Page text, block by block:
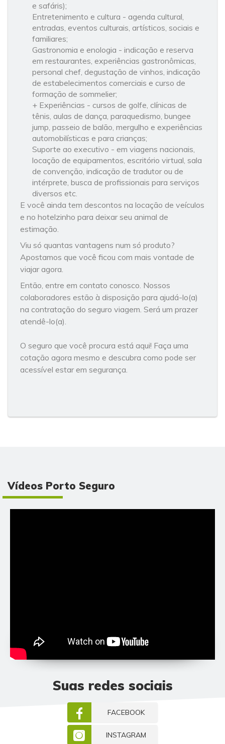
e safáris);
Entretenimento e cultura - agenda cultural,
entradas, eventos culturais, artísticos, sociais e
familiares;
Gastronomia e enologia - indicação e reserva
em restaurantes, experiências gastronômicas,
personal chef, degustação de vinhos, indicação
de estabelecimentos comerciais e curso de
formação de sommelier;
+ Experiências - cursos de golfe, clínicas de
tênis, aulas de dança, paraquedismo, bungee
jump, passeio de balão, mergulho e experiências
automobilísticas e para crianças;
Suporte ao executivo - em viagens nacionais,
locação de equipamentos, escritório virtual, sala
de convenção, indicação de tradutor ou de
intérprete, busca de profissionais para serviços
diversos etc.
E você ainda tem descontos na locação de veículos
e no hotelzinho para deixar seu animal de
estimação.
Viu só quantas vantagens num só produto?
Apostamos que você ficou com mais vontade de
viajar agora.
Então, entre em contato conosco. Nossos
colaboradores estão à disposição para ajudá-lo(a)
na contratação do seguro viagem. Será um prazer
atendê-lo(a).
O seguro que você procura está aqui! Faça uma
cotação agora mesmo e descubra como pode ser
acessível estar em segurança.
Vídeos Porto Seguro
Suas redes sociais
FACEBOOK
INSTAGRAM